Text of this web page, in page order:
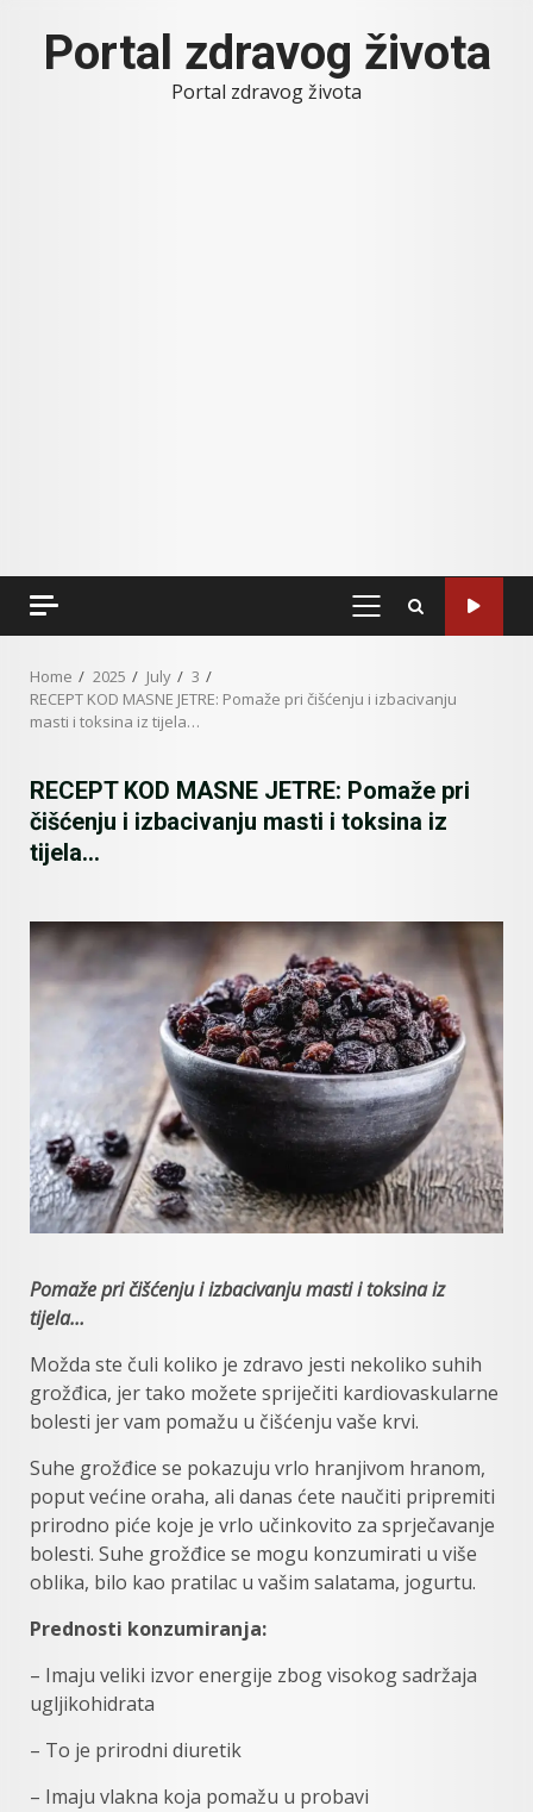
contentPortal zdravog života
Portal zdravog života
PRIMARY
Home 2025 July
3
RECEPT KOD MASNE JETRE: Pomaže pri čišćenju i izbacivanju
masti i toksina iz tijela…
RECEPT KOD MASNE JETRE: Pomaže pri
čišćenju i izbacivanju masti i toksina iz
tijela…
Pomaže pri čišćenju i izbacivanju masti i toksina iz
tijela…
Možda ste čuli koliko je zdravo jesti nekoliko suhih
grožđica, jer tako možete spriječiti kardiovaskularne
bolesti jer vam pomažu u čišćenju vaše krvi.
Suhe grožđice se pokazuju vrlo hranjivom hranom,
poput većine oraha, ali danas ćete naučiti pripremiti
prirodno piće koje je vrlo učinkovito za sprječavanje
bolesti. Suhe grožđice se mogu konzumirati u više
oblika, bilo kao pratilac u vašim salatama, jogurtu.
Prednosti konzumiranja:
– Imaju veliki izvor energije zbog visokog sadržaja
ugljikohidrata
– To je prirodni diuretik
– Imaju vlakna koja pomažu u probavi